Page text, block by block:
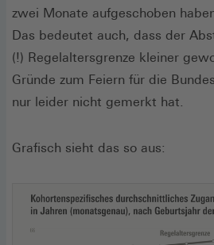
zwei Monate aufgeschoben
Das bedeutet auch, dass der
(!) Regelaltersgrenze kleiner
Gründe zum Feiern für die
nur leider nicht gemerkt hat.
Grafisch sieht das so aus: